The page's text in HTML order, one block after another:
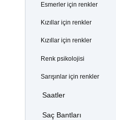
Esmerler için renkler
Kızıllar için renkler
Kızıllar için renkler
Renk psikolojisi
Sarışınlar için renkler
Saatler
Saç Bantları